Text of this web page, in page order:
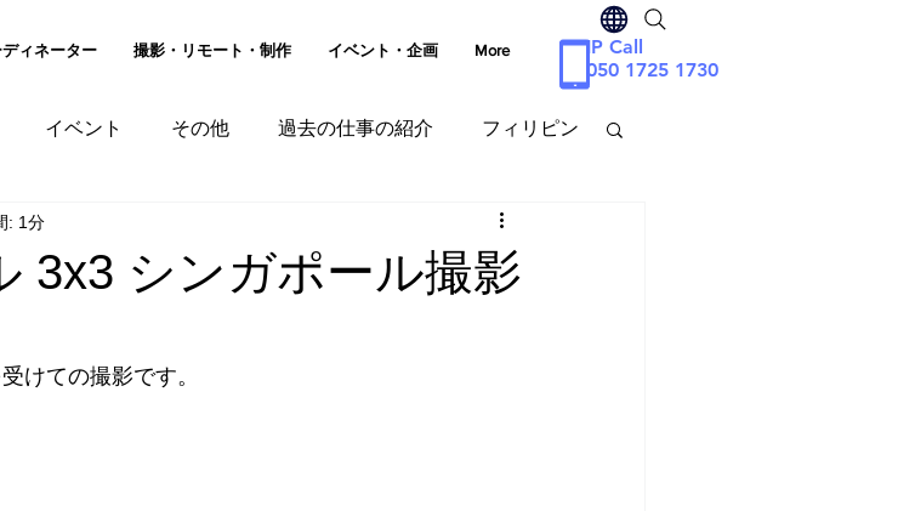
ディネーター 撮影・リモート・制作 イベント・企画 More
IP Call
050 1725 1730
イベント その他 過去の仕事の紹介 フィリピン
ンガポール
3x3 シンガポール撮影
: 1分
けての撮影です。